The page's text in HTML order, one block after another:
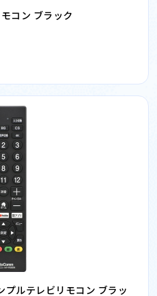
コン ブラック
ルテレビリモコン ブラッ